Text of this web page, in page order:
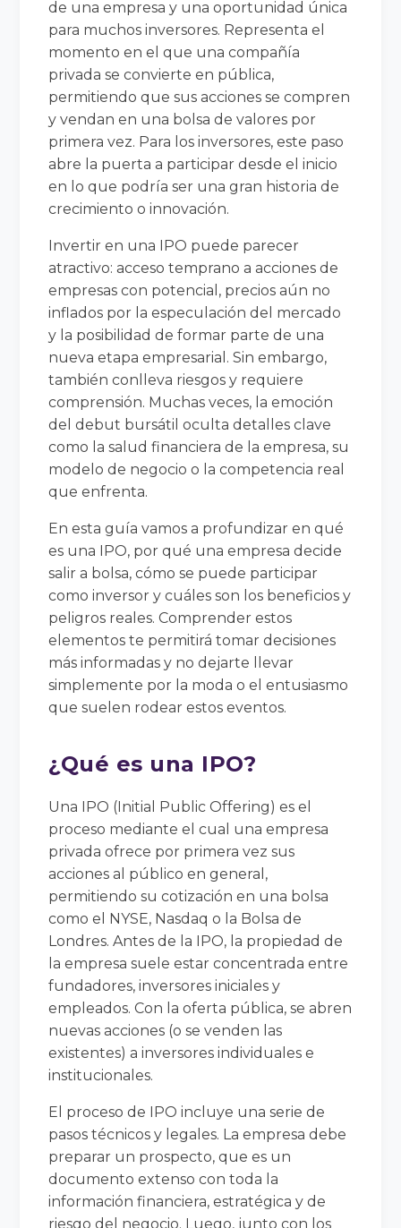
de una empresa y una oportunidad única
para muchos inversores. Representa el
momento en el que una compañía
privada se convierte en pública,
permitiendo que sus acciones se compren
y vendan en una bolsa de valores por
primera vez. Para los inversores, este paso
abre la puerta a participar desde el inicio
en lo que podría ser una gran historia de
crecimiento o innovación.
Invertir en una IPO puede parecer
atractivo: acceso temprano a acciones de
empresas con potencial, precios aún no
inflados por la especulación del mercado
y la posibilidad de formar parte de una
nueva etapa empresarial. Sin embargo,
también conlleva riesgos y requiere
comprensión. Muchas veces, la emoción
del debut bursátil oculta detalles clave
como la salud financiera de la empresa, su
modelo de negocio o la competencia real
que enfrenta.
En esta guía vamos a profundizar en qué
es una IPO, por qué una empresa decide
salir a bolsa, cómo se puede participar
como inversor y cuáles son los beneficios y
peligros reales. Comprender estos
elementos te permitirá tomar decisiones
más informadas y no dejarte llevar
simplemente por la moda o el entusiasmo
que suelen rodear estos eventos.
¿Qué es una IPO?
Una IPO (Initial Public Offering) es el
proceso mediante el cual una empresa
privada ofrece por primera vez sus
acciones al público en general,
permitiendo su cotización en una bolsa
como el NYSE, Nasdaq o la Bolsa de
Londres. Antes de la IPO, la propiedad de
la empresa suele estar concentrada entre
fundadores, inversores iniciales y
empleados. Con la oferta pública, se abren
nuevas acciones (o se venden las
existentes) a inversores individuales e
institucionales.
El proceso de IPO incluye una serie de
pasos técnicos y legales. La empresa debe
preparar un prospecto, que es un
documento extenso con toda la
información financiera, estratégica y de
riesgo del negocio. Luego, junto con los